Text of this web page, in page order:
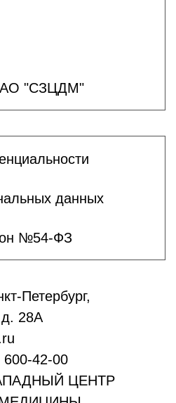
АО "СЗЦДМ"
данных
№54-ФЗ
Петербург,
28А
600-42-00
ЦЕНТР